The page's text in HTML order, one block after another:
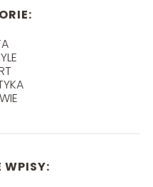
WPISY: